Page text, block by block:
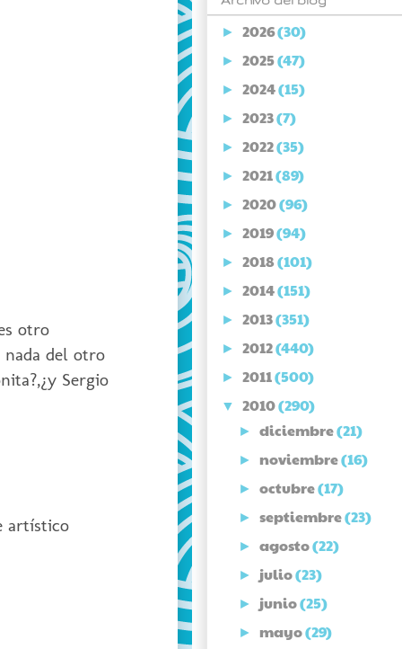
otro
nada del otro
Sergio
artístico
► 2026(30)
► 2025(47)
► 2024(15)
► 2023(7)
► 2022(35)
► 2021(89)
► 2020(96)
► 2019(94)
► 2018(101)
► 2014(151)
► 2013(351)
► 2012(440)
► 2011(500)
▼ 2010(290)
►diciembre(21)
► noviembre(16)
►octubre(17)
►septiembre(23)
►agosto(22)
► julio(23)
► junio(25)
► mayo(29)